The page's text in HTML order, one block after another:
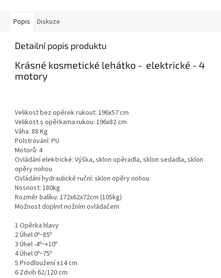
Popis Diskuze
Detailní popis produktu
Krásné kosmetické lehátko - elektrické - 4
motory
Velikost bez opěrek rukout: 196x57 cm
Velikost s opěrkama rukou: 196x82 cm
Váha: 88 Kg
Polstrování: PU
Motorů: 4
Ovládání elektrické: Výška, sklon opěradla, sklon sedadla, sklon
opěry nohou
Ovládání hydraulické ruční: sklon opěry nohou
Nosnost: 180kg
Rozměr balíku: 172x62x72cm (105kg)
Možnost doplnit nožním ovládačem
1 Opěrka hlavy
2 Úhel 0º~85º
3 Úhel -4º~+10º
4 Úhel 0º~75º
5 Prodloužení ±14 cm
6 Zdvih 62/120 cm